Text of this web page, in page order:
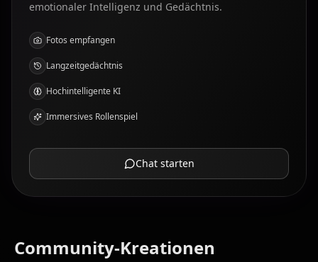
emotionaler Intelligenz und Gedächtnis.
Fotos empfangen
Langzeitgedächtnis
Hochintelligente KI
Immersives Rollenspiel
Chat starten
Community-Kreationen